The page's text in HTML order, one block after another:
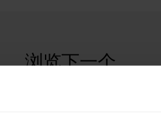
浏览下一个